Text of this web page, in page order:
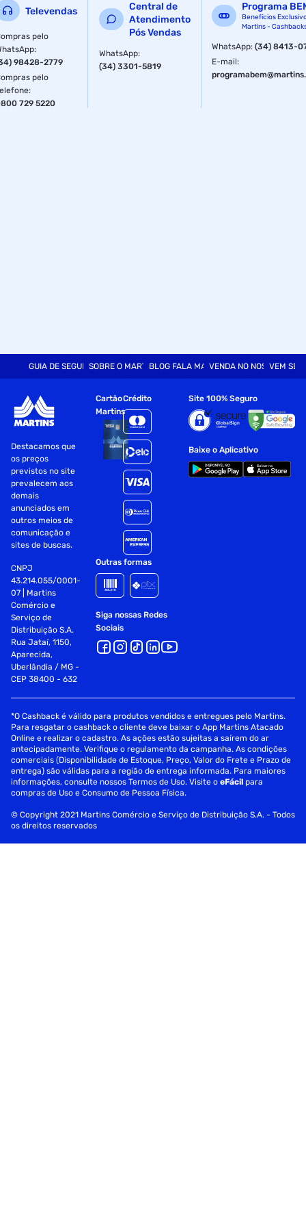
Televendas
pelo
:
98428-2779
pelo
:
729 5220
Central de
Atendimento
Pós Vendas
WhatsApp:
(34) 3301-5819
Programa
Benefícios
Martins -
WhatsApp:(34) 8413-
E-mail:
GUIA DE SEGURANÇASOBRE O MARTINSBLOG FALA MARTVENDA NO NOSSO SITE
VEM SER
Destacamos que
os preços
previstos no site
prevalecem aos
demais
anunciados em
outros meios de
comunicação e
sites de buscas.
CNPJ
43.214.055/0001-
07 | Martins
Comércio e
Serviço de
Distribuição S.A.
Rua Jataí, 1150,
Aparecida,
Uberlândia / MG -
CEP 38400 - 632
Cartão
Martins
Crédito
Outras formas
Siga nossas Redes
Sociais
Site 100% Seguro
Baixe o Aplicativo
*O Cashback é válido para produtos vendidos e entregues pelo Martins.
Para resgatar o cashback o cliente deve baixar o App Martins Atacado
Online e realizar o cadastro. As ações estão sujeitas a saírem do ar
antecipadamente. Verifique o regulamento da campanha. As condições
comerciais (Disponibilidade de Estoque, Preço, Valor do Frete e Prazo de
entrega) são válidas para a região de entrega informada. Para maiores
informações, consulte nossos Termos de Uso. Visite oeFácil para
compras de Uso e Consumo de Pessoa Física.
© Copyright 2021 Martins Comércio e Serviço de Distribuição S.A. - Todos
os direitos reservados